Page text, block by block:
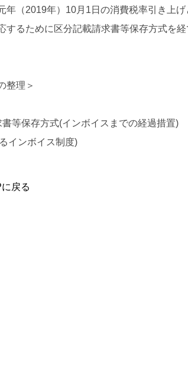
（2019年）10月1日の消費税率引き上げ
るために区分記載請求書等保存方式を
整理＞
等保存方式(インボイスまでの経過措置)
インボイス制度)
戻る